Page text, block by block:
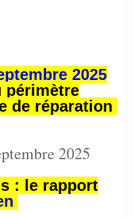
2025
périmètre
de réparation
2025
: le rapport